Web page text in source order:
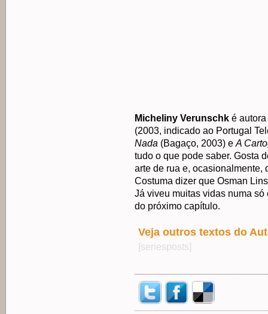
Micheliny Verunschk é
(2003, indicado ao Portugal
Nada (Bagaço, 2003) e A
tudo o que pode saber. Gosta
arte de rua e, ocasionalmente,
Costuma dizer que Osman
Já viveu muitas vidas numa
do próximo capítulo.
Veja outros textos do
[seriesposts]